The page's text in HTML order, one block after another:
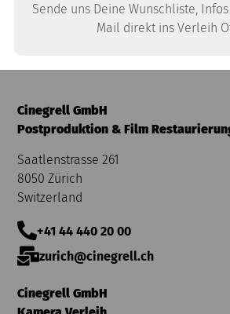
Sende uns Deine Wunschliste,
Mail direkt ins Verleih
Cinegrell GmbH
Postproduktion & Film
Saatlenstrasse 261
8050 Zürich
Switzerland
+41 44 440 20 00
zurich@cinegrell.ch
Cinegrell GmbH